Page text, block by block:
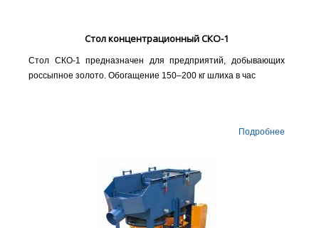
Стол концентрационный СКО-1
Стол СКО-1 предназначен для предприятий, добывающих
россыпное золото. Обогащение 150–200 кг шлиха в час
Подробнее